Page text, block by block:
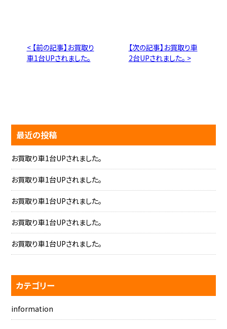
< 【前の記事】お買取り
車1台UPされました。
【次の記事】お買取り車
2台UPされました。 >
最近の投稿
お買取り車1台UPされました。
お買取り車1台UPされました。
お買取り車1台UPされました。
お買取り車1台UPされました。
お買取り車1台UPされました。
カテゴリー
information